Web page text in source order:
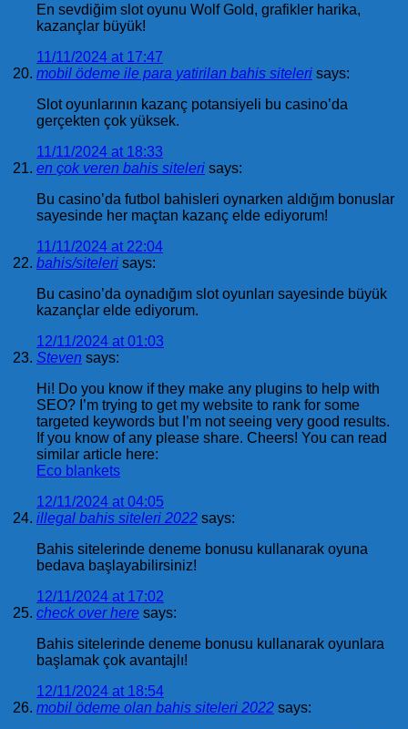
En sevdiğim slot oyunu Wolf Gold, grafikler harika,
kazançlar büyük!
11/11/2024 at 17:47
mobil ödeme ile para yatirilan bahis siteleri says:
Slot oyunlarının kazanç potansiyeli bu casino’da
gerçekten çok yüksek.
11/11/2024 at 18:33
en çok veren bahis siteleri says:
Bu casino’da futbol bahisleri oynarken aldığım bonuslar
sayesinde her maçtan kazanç elde ediyorum!
11/11/2024 at 22:04
bahis/siteleri says:
Bu casino’da oynadığım slot oyunları sayesinde büyük
kazançlar elde ediyorum.
12/11/2024 at 01:03
Steven says:
Hi! Do you know if they make any plugins to help with
SEO? I’m trying to get my website to rank for some
targeted keywords but I’m not seeing very good results.
If you know of any please share. Cheers! You can read
similar article here:
Eco blankets
12/11/2024 at 04:05
illegal bahis siteleri 2022 says:
Bahis sitelerinde deneme bonusu kullanarak oyuna
bedava başlayabilirsiniz!
12/11/2024 at 17:02
check over here says:
Bahis sitelerinde deneme bonusu kullanarak oyunlara
başlamak çok avantajlı!
12/11/2024 at 18:54
mobil ödeme olan bahis siteleri 2022 says: